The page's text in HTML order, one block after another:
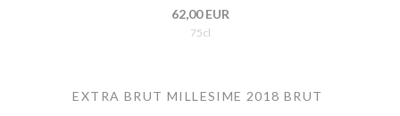
62,00 EUR
75cl
EXTRA BRUT MILLESIME 2018 BRUT